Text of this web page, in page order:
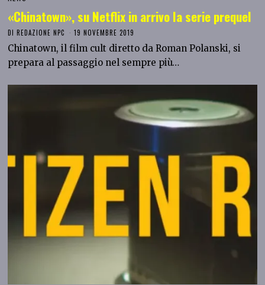
«Chinatown», su Netflix in arrivo la serie prequel
DIREDAZIONE NPC 19 NOVEMBRE 2019
Chinatown, il film cult diretto da Roman Polanski, si
prepara al passaggio nel sempre più…